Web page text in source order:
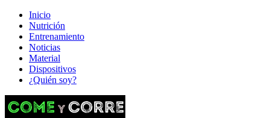
Inicio
Nutrición
Entrenamiento
Noticias
Material
Dispositivos
¿Quién soy?